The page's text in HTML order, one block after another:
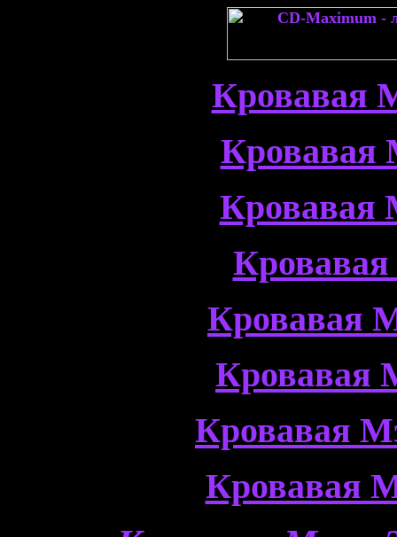
Кровавая
Кровавая
Кровавая
Кровавая
Кровавая
Кровавая
Кровавая